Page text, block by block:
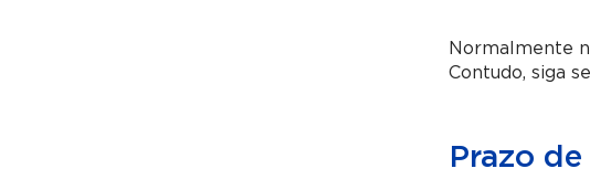
Normalmente
Contudo, siga
Prazo